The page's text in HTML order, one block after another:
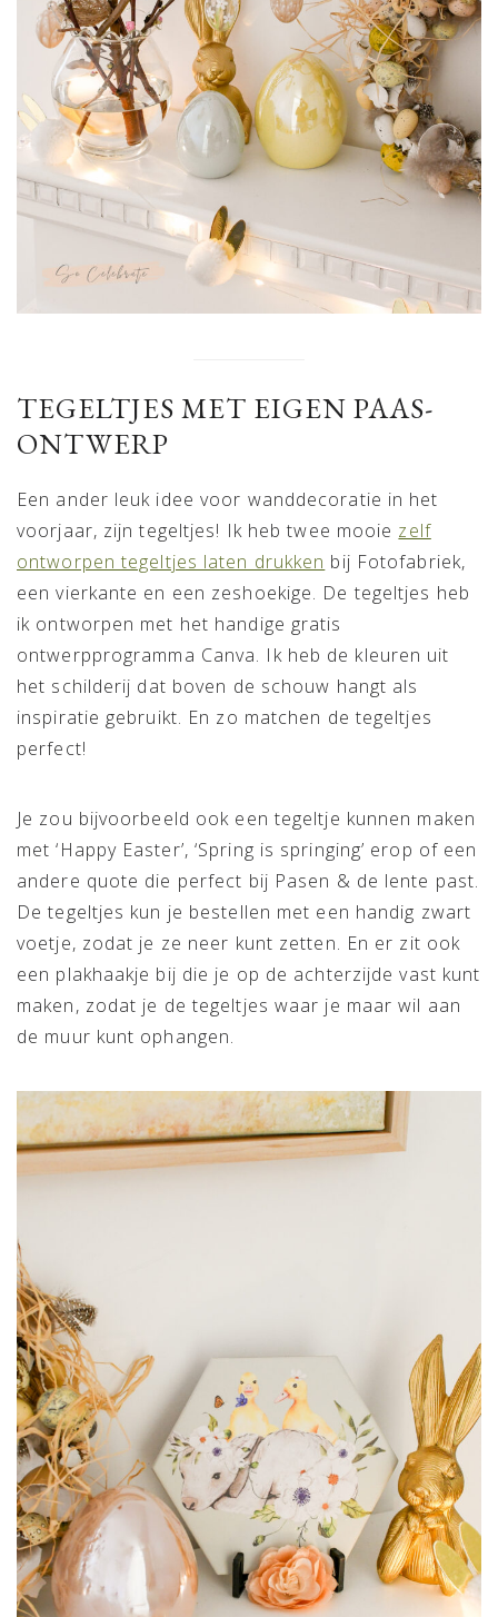
TEGELTJES MET EIGEN PAAS-
ONTWERP
Een ander leuk idee voor wanddecoratie in het
voorjaar, zijn tegeltjes! Ik heb twee mooie zelf
ontworpen tegeltjes laten drukken bij Fotofabriek,
een vierkante en een zeshoekige. De tegeltjes heb
ik ontworpen met het handige gratis
ontwerpprogramma Canva. Ik heb de kleuren uit
het schilderij dat boven de schouw hangt als
inspiratie gebruikt. En zo matchen de tegeltjes
perfect!
Je zou bijvoorbeeld ook een tegeltje kunnen maken
met ‘Happy Easter’, ‘Spring is springing’ erop of een
andere quote die perfect bij Pasen & de lente past.
De tegeltjes kun je bestellen met een handig zwart
voetje, zodat je ze neer kunt zetten. En er zit ook
een plakhaakje bij die je op de achterzijde vast kunt
maken, zodat je de tegeltjes waar je maar wil aan
de muur kunt ophangen.